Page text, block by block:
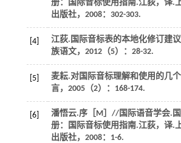
册：国际音标使用指南.江荻，译.
出版社，2008：302-303.
[4]
江荻.国际音标表的本地化修订建
族语文，2012（5）：28-32.
[5]
麦耘.对国际音标理解和使用的几
言，2005（2）：168-174.
[6]
潘悟云.序［M］//国际语音学会.
册：国际音标使用指南.江荻，译.
出版社，2008：1-6.